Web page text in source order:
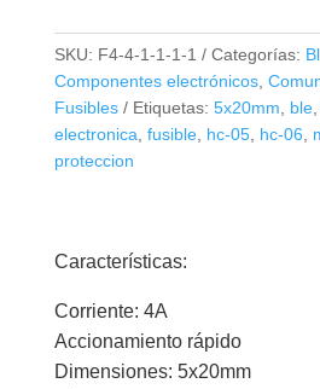
5x20mm
4A
cantidad
SKU: F4-4-1-1-1-1 Categorías:
Componentes electrónicos,
Fusibles
Etiquetas: 5x20mm ble,
electronica fusible, hc-05, hc-06
proteccion
Características:
Corriente: 4A
Accionamiento rápido
Dimensiones: 5x20mm